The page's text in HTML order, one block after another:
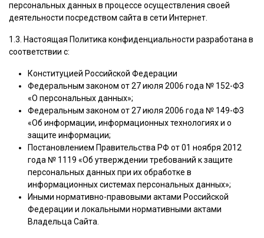
персональных данных в процессе осуществления своей
деятельности посредством сайта в сети Интернет.
1.3. Настоящая Политика конфиденциальности разработана в
соответствии с:
Конституцией Российской Федерации
Федеральным законом от 27 июля 2006 года № 152-ФЗ
«О персональных данных»;
Федеральным законом от 27 июля 2006 года № 149-ФЗ
«Об информации, информационных технологиях и о
защите информации;
Постановлением Правительства РФ от 01 ноября 2012
года № 1119 «Об утверждении требований к защите
персональных данных при их обработке в
информационных системах персональных данных»;
Иными нормативно-правовыми актами Российской
Федерации и локальными нормативными актами
Владельца Сайта.